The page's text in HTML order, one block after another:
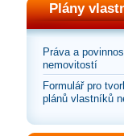
Plány
Práva a
nemovitostí
Formulář pro
plánů vlastníků